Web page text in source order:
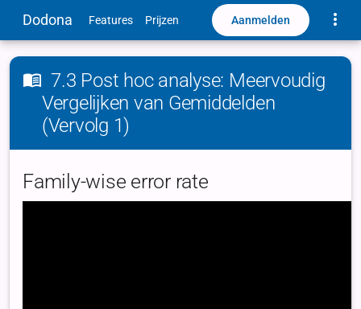
Dodona Features Prijzen Aanmelden
7.3 Post hoc analyse: Meervoudig
Vergelijken van Gemiddelden
(Vervolg 1)